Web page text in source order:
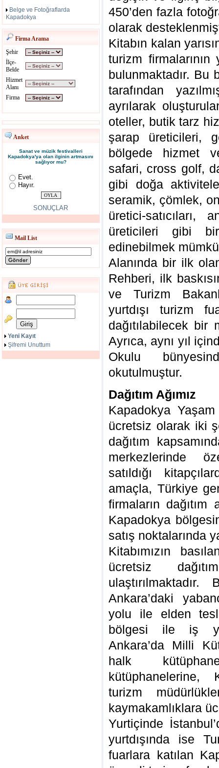
Belge ve Fotoğraflarda
Kapadokya
Firma Arama
Şehir
İlçe-
Belde
Hizmet
Alanı
Firma
Anket
Sanat ve müzik festivalleri
Kapadokya'ya olan ilginin artmasını
sağlıyor mu?
Evet.
Hayır.
SONUÇLAR
Mail List
Yeni Kayıt
Şifremi Unuttum
450’den fazla
olarak
Kitabın kalan
turizm firmalarının
bulunmaktadır. Bu
tarafından
ayrılarak
oteller, butik tarz
şarap üreticileri,
bölgede hizmet
safari, cross golf,
gibi doğa
seramik, çömlek,
üretici-satıcıları,
üreticileri gibi
edinebilmek
Alanında bir ilk
Rehberi, ilk
ve Turizm
yurtdışı turizm
dağıtılabilecek bir
Ayrıca, aynı yıl
Okulu
okutulmuştur.
Dağıtım Ağımız
Kapadokya
ücretsiz olarak iki
dağıtım
merkezlerinde
satıldığı
amaçla, Türkiye
firmaların dağıtım
Kapadokya
satış noktalarında
Kitabımızın
ücretsiz
ulaştırılmaktadır.
Ankara’daki
yolu ile elden
bölgesi ile iş
Ankara’da Milli
halk
kütüphanelerine,
turizm
kaymakamlıklara
Yurtiçinde
yurtdışında ise
fuarlara katılan